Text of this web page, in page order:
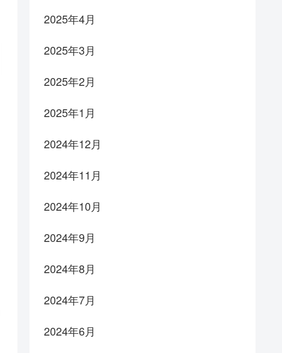
2025年4月
2025年3月
2025年2月
2025年1月
2024年12月
2024年11月
2024年10月
2024年9月
2024年8月
2024年7月
2024年6月